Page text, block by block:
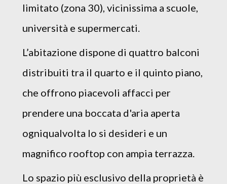
limitato (zona 30), vicinissima a scuole,
università e supermercati.
L’abitazione dispone di quattro balconi
distribuiti tra il quarto e il quinto piano,
che offrono piacevoli affacci per
prendere una boccata d'aria aperta
ogniqualvolta lo si desideri e un
magnifico rooftop con ampia terrazza.
Lo spazio più esclusivo della proprietà è